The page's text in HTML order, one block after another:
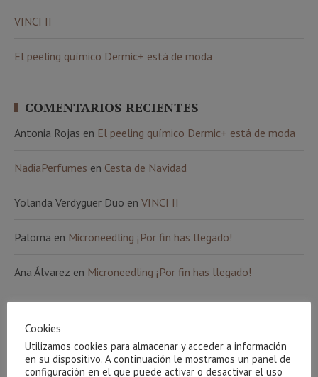
VINCI II
El peeling químico Dermic+ está de moda
COMENTARIOS RECIENTES
Antonia Rojas en El peeling químico Dermic+ está de moda
NadiaPerfumes en Cesta de Navidad
Yolanda Verdyguer Duo en VINCI II
Paloma en Microneedling ¡Por fin has llegado!
Ana Álvarez en Microneedling ¡Por fin has llegado!
ETIQUETAS
100 natural aethern algas amigos arrugas Atache beauty party
beauty team bebibles bronceado básicos café Carrera de la mujer
Cookies
Utilizamos cookies para almacenar y acceder a información
en su dispositivo. A continuación le mostramos un panel de
configuración en el que puede activar o desactivar el uso